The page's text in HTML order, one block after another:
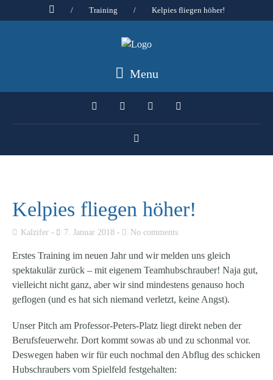
/ Training / Kelpies fliegen höher!
Menu
Kelpies fliegen höher!
Kalzifer 7. Januar 2018 No comments
Erstes Training im neuen Jahr und wir melden uns gleich
spektakulär zurück – mit eigenem Teamhubschrauber! Naja gut,
vielleicht nicht ganz, aber wir sind mindestens genauso hoch
geflogen (und es hat sich niemand verletzt, keine Angst).
Unser Pitch am Professor-Peters-Platz liegt direkt neben der
Berufsfeuerwehr. Dort kommt sowas ab und zu schonmal vor.
Deswegen haben wir für euch nochmal den Abflug des schicken
Hubschraubers vom Spielfeld festgehalten: